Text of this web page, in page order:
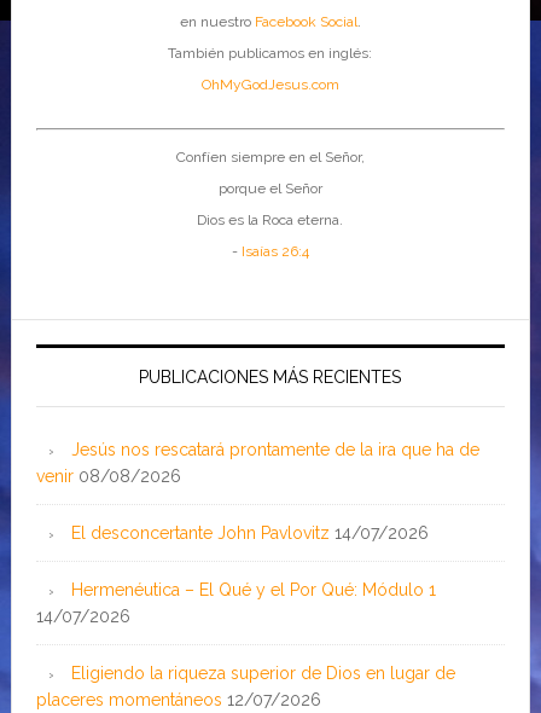
en nuestro Facebook Social.
También publicamos en inglés:
OhMyGodJesus.com
Confíen siempre en el Señor,
porque el Señor
Dios es la Roca eterna.
- Isaías 26:4
PUBLICACIONES MÁS RECIENTES
Jesús nos rescatará prontamente de la ira que ha de
venir 08/08/2026
El desconcertante John Pavlovitz 14/07/2026
Hermenéutica – El Qué y el Por Qué: Módulo 1
14/07/2026
Eligiendo la riqueza superior de Dios en lugar de
placeres momentáneos 12/07/2026